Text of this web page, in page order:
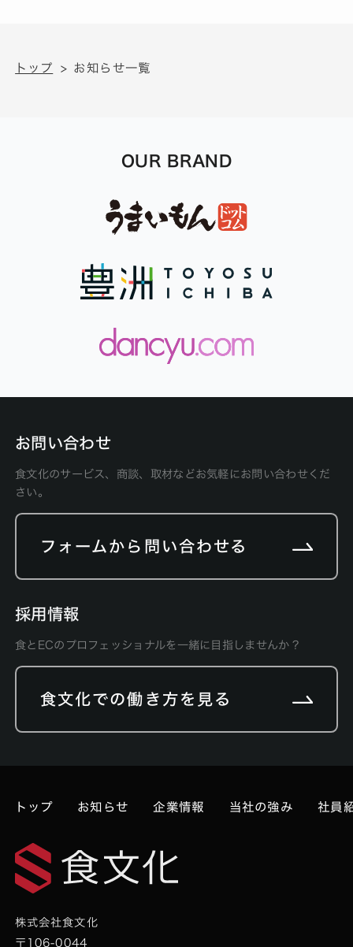
トップ お知らせ一覧
OUR BRAND
お問い合わせ
食文化のサービス、商談、取材などお気軽にお問い合わせくだ
さい。
フォームから問い合わせる
採用情報
食とECのプロフェッショナルを一緒に目指しませんか？
食文化での働き方を見る
トップ お知らせ 企業情報 当社の強み 社員
株式会社食文化
〒106-0044